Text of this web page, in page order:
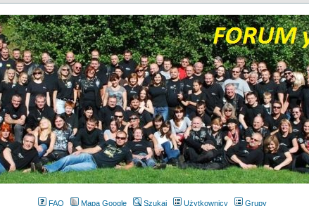
FAQ Mapa Google Szukaj Użytkownicy
Grupy